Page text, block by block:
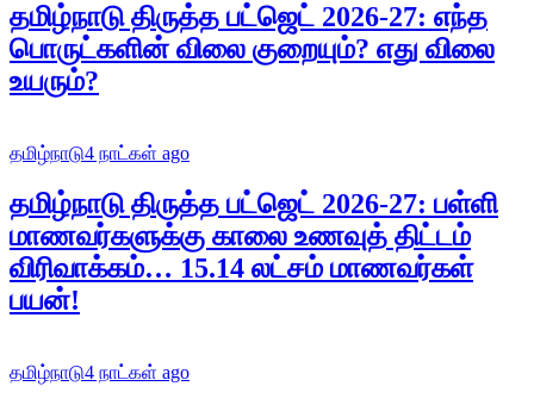
தமிழ்நாடு திருத்த பட்ஜெட் 2026-27: எந்த
பொருட்களின் விலை குறையும்? எது விலை
உயரும்?
தமிழ்நாடு4 நாட்கள் ago
தமிழ்நாடு திருத்த பட்ஜெட் 2026-27: பள்ளி
மாணவர்களுக்கு காலை உணவுத் திட்டம்
விரிவாக்கம்… 15.14 லட்சம் மாணவர்கள்
பயன்!
தமிழ்நாடு4 நாட்கள் ago